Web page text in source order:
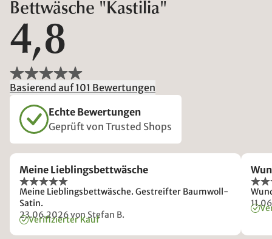
Bettwäsche "Kastilia"
4,8
Basierend auf 101 Bewertungen
Echte Bewertungen
Geprüft von Trusted Shops
Meine Lieblingsbettwäsche
Meine Lieblingsbettwäsche. Gestreifter Baumwoll-
Satin.
23.06.2026von Stefan B.
Verifizierter Kauf